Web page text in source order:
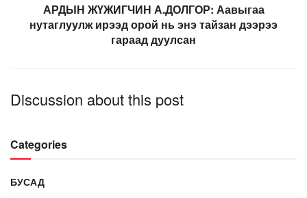
АРДЫН ЖҮЖИГЧИН А.ДОЛГОР: Аавыгаа
нутаглуулж ирээд орой нь энэ тайзан дээрээ
гараад дуулсан
Discussion about this post
Categories
БУСАД